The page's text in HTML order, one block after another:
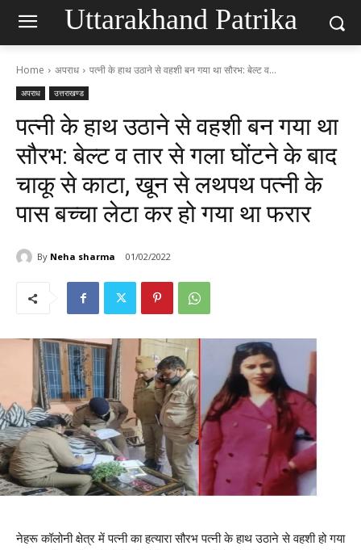
Uttarakhand Patrika
Home अपराध पत्नी के हाथ उठाने से वहशी बन गया था सौरभ: बेल्ट व...
अपराध उत्तराखण्ड
पत्नी के हाथ उठाने से वहशी बन गया था
सौरभ: बेल्ट व तार से गला घोंटने के बाद
चाकू से काटा, खून से लथपथ पत्नी के
पास बच्चा लेटा कर हो गया था फरार
By Neha sharma 01/02/2022
नेहरू कॉलोनी क्षेत्र में पत्नी का हत्यारा सौरभ पत्नी के हाथ उठाने से वहशी हो गया